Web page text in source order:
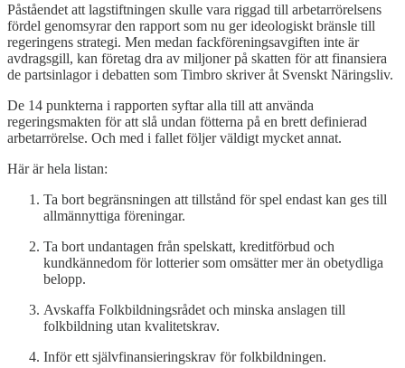
Påståendet att lagstiftningen skulle vara riggad till arbetarrörelsens
fördel genomsyrar den rapport som nu ger ideologiskt bränsle till
regeringens strategi. Men medan fackföreningsavgiften inte är
avdragsgill, kan företag dra av miljoner på skatten för att finansiera
de partsinlagor i debatten som Timbro skriver åt Svenskt Näringsliv.
De 14 punkterna i rapporten syftar alla till att använda
regeringsmakten för att slå undan fötterna på en brett definierad
arbetarrörelse. Och med i fallet följer väldigt mycket annat.
Här är hela listan:
Ta bort begränsningen att tillstånd för spel endast kan ges till
allmännyttiga föreningar.
Ta bort undantagen från spelskatt, kreditförbud och
kundkännedom för lotterier som omsätter mer än obetydliga
belopp.
Avskaffa Folkbildningsrådet och minska anslagen till
folkbildning utan kvalitetskrav.
Inför ett självfinansieringskrav för folkbildningen.